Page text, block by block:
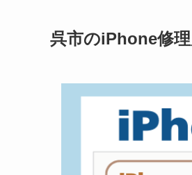
呉市のiPhone修